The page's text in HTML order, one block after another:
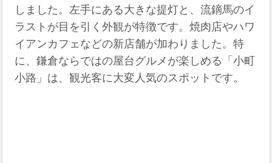
しました。左手にある大きな提灯と、流鏑馬のイ
ラストが目を引く外観が特徴です。焼肉店やハワ
イアンカフェなどの新店舗が加わりました。特
に、鎌倉ならではの屋台グルメが楽しめる「小町
小路」は、観光客に大変人気のスポットです。